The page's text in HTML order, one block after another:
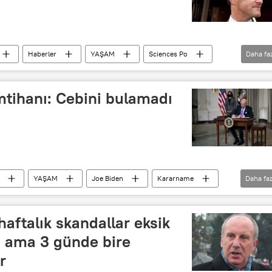
Haberler YAŞAM
Sciences Po
Emmanuel Macron Eğitim
Siyaset
Daha
Cebini bulamadı
YAŞAM Joe Biden
Kararname
Daha
skandallar eksik
3 günde bire